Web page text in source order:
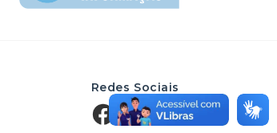
Redes Sociais